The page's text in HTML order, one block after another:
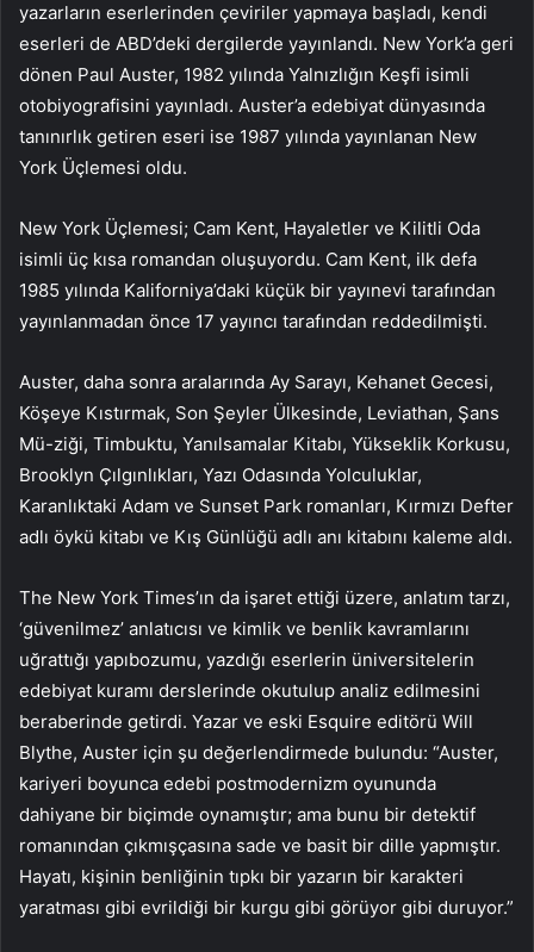
yazarların eserlerinden çeviriler yapmaya başladı, kendi
eserleri de ABD’deki dergilerde yayınlandı. New York’a geri
dönen Paul Auster, 1982 yılında Yalnızlığın Keşfi isimli
otobiyografisini yayınladı. Auster’a edebiyat dünyasında
tanınırlık getiren eseri ise 1987 yılında yayınlanan New
York Üçlemesi oldu.
New York Üçlemesi; Cam Kent, Hayaletler ve Kilitli Oda
isimli üç kısa romandan oluşuyordu. Cam Kent, ilk defa
1985 yılında Kaliforniya’daki küçük bir yayınevi tarafından
yayınlanmadan önce 17 yayıncı tarafından reddedilmişti.
Auster, daha sonra aralarında Ay Sarayı, Kehanet Gecesi,
Köşeye Kıstırmak, Son Şeyler Ülkesinde, Leviathan, Şans
Mü-ziği, Timbuktu, Yanılsamalar Kitabı, Yükseklik Korkusu,
Brooklyn Çılgınlıkları, Yazı Odasında Yolculuklar,
Karanlıktaki Adam ve Sunset Park romanları, Kırmızı Defter
adlı öykü kitabı ve Kış Günlüğü adlı anı kitabını kaleme aldı.
The New York Times’ın da işaret ettiği üzere, anlatım tarzı,
‘güvenilmez’ anlatıcısı ve kimlik ve benlik kavramlarını
uğrattığı yapıbozumu, yazdığı eserlerin üniversitelerin
edebiyat kuramı derslerinde okutulup analiz edilmesini
beraberinde getirdi. Yazar ve eski Esquire editörü Will
Blythe, Auster için şu değerlendirmede bulundu: “Auster,
kariyeri boyunca edebi postmodernizm oyununda
dahiyane bir biçimde oynamıştır; ama bunu bir detektif
romanından çıkmışçasına sade ve basit bir dille yapmıştır.
Hayatı, kişinin benliğinin tıpkı bir yazarın bir karakteri
yaratması gibi evrildiği bir kurgu gibi görüyor gibi duruyor.”